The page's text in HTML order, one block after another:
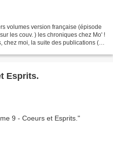
volumes version française (épisode
les couv. ) les chroniques chez Mo' !
chez moi, la suite des publications (
Esprits.